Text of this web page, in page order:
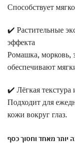
Способствует
✔️ Растительные
эффекта
Ромашка,
обеспечивают
✔️ Лёгкая текстура
Подходит для
кожи вокруг глаз.
יותר מאחד וחסוך כסף